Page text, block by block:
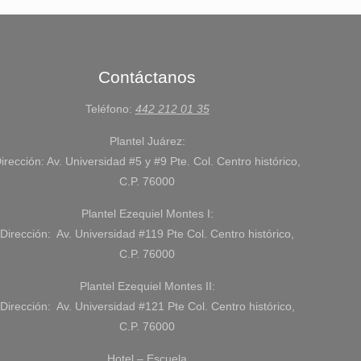
Contáctanos
Teléfono: 442 212 01 35
Plantel Juárez:
Av. Universidad #5 y #9 Pte. Col. Centro histórico,
C.P. 76000
Plantel Ezequiel Montes I:
Dirección: Av. Universidad #119 Pte Col. Centro histórico,
C.P. 76000
Plantel Ezequiel Montes II:
Dirección: Av. Universidad #121 Pte Col. Centro histórico,
C.P. 76000